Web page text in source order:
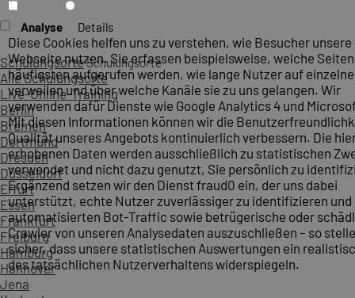
SchulungsorteSchulungsorte
Alle Schulungsorte
Live-Online-Training
Berlin
Bremen
Dortmund
Dresden
Düsseldorf
Erfurt
Essen
Frankfurt
Freiburg
Hamburg
Hannover
Jena
Analyse Details
Diese Cookies helfen uns zu verstehen, wie Besucher unsere
Webseite nutzen. Sie erfassen beispielsweise, welche
häufigsten aufgerufen werden, wie lange Nutzer auf
verweilen und über welche Kanäle sie zu uns gelangen. Wir
verwenden dafür Dienste wie Google Analytics 4 und
Mit diesen Informationen können wir die
Qualität unseres Angebots kontinuierlich verbessern. Die
erhobenen Daten werden ausschließlich zu statistischen
verwendet und nicht dazu genutzt, Sie persönlich zu
Ergänzend setzen wir den Dienst fraud0 ein, der uns dabei
unterstützt, echte Nutzer zuverlässiger zu identifizieren und
automatisierten Bot-Traffic sowie betrügerische oder
Crawler von unseren Analysedaten auszuschließen – so
sicher, dass unsere statistischen Auswertungen ein
des tatsächlichen Nutzerverhaltens widerspiegeln.